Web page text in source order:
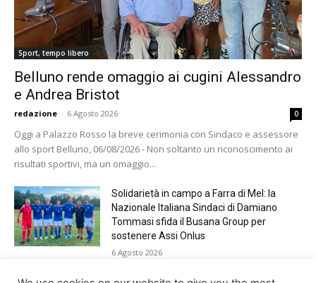
Sport, tempo libero
Belluno rende omaggio ai cugini Alessandro
e Andrea Bristot
redazione - 6 Agosto 2026 0
Oggi a Palazzo Rosso la breve cerimonia con Sindaco e assessore
allo sport Belluno, 06/08/2026 - Non soltanto un riconoscimento ai
risultati sportivi, ma un omaggio...
Solidarietà in campo a Farra di Mel: la
Nazionale Italiana Sindaci di Damiano
Tommasi sfida il Busana Group per
sostenere Assi Onlus
6 Agosto 2026
Shade, Dolcenera, Merk&Kremont,